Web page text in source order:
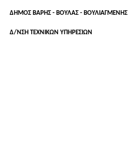
ΔΗΜΟΣ ΒΑΡΗΣ - ΒΟΥΛΑΣ - ΒΟΥΛΙΑΓΜΕΝΗΣ
Δ/ΝΣΗ ΤΕΧΝΙΚΩΝ ΥΠΗΡΕΣΙΩΝ